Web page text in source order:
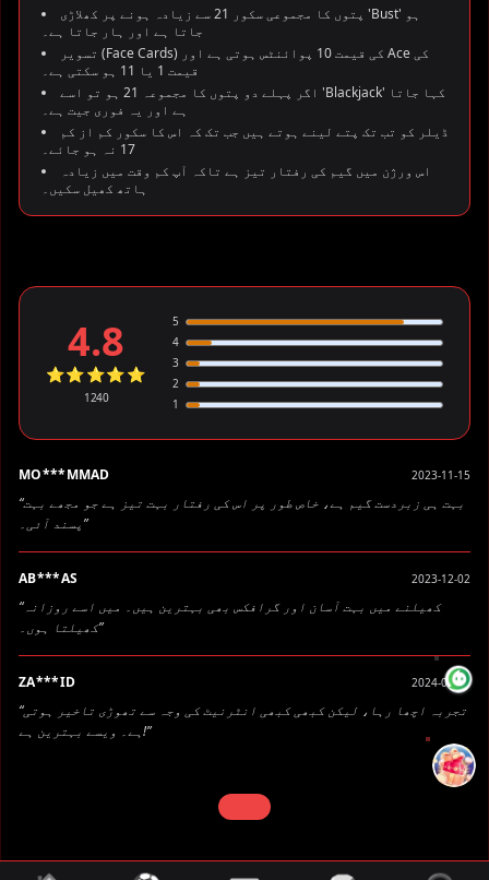
پتوں کا مجموعی سکور 21 سے زیادہ ہونے پر کھلاڑی 'Bust' ہو
جاتا ہے اور ہار جاتا ہے۔
تسویر (Face Cards) کی قیمت 10 پوائنٹس ہوتی ہے اور Ace کی
قیمت 1 یا 11 ہو سکتی ہے۔
اگر پہلے دو پتوں کا مجموعہ 21 ہو تو اسے 'Blackjack' کہا جاتا
ہے اور یہ فوری جیت ہے۔
ڈیلر کو تب تک پتے لینے ہوتے ہیں جب تک کہ اس کا سکور کم از کم
17 نہ ہو جائے۔
اس ورژن میں گیم کی رفتار تیز ہے تاکہ آپ کم وقت میں زیادہ
ہاتھ کھیل سکیں۔
4.8
⭐⭐⭐⭐⭐
1240
5
4
3
2
1
MO***MMAD 2023-11-15
“بہت ہی زبردست گیم ہے، خاص طور پر اس کی رفتار بہت تیز ہے جو مجھے بہت
پسند آئی۔”
AB***AS 2023-12-02
“کھیلنے میں بہت آسان اور گرافکس بھی بہترین ہیں۔ میں اسے روزانہ
کھیلتا ہوں۔”
ZA***ID 2024-01-10
“تجربہ اچھا رہا، لیکن کبھی کبھی انٹرنیٹ کی وجہ سے تھوڑی تاخیر ہوتی
ہے۔ ویسے بہترین ہے!”